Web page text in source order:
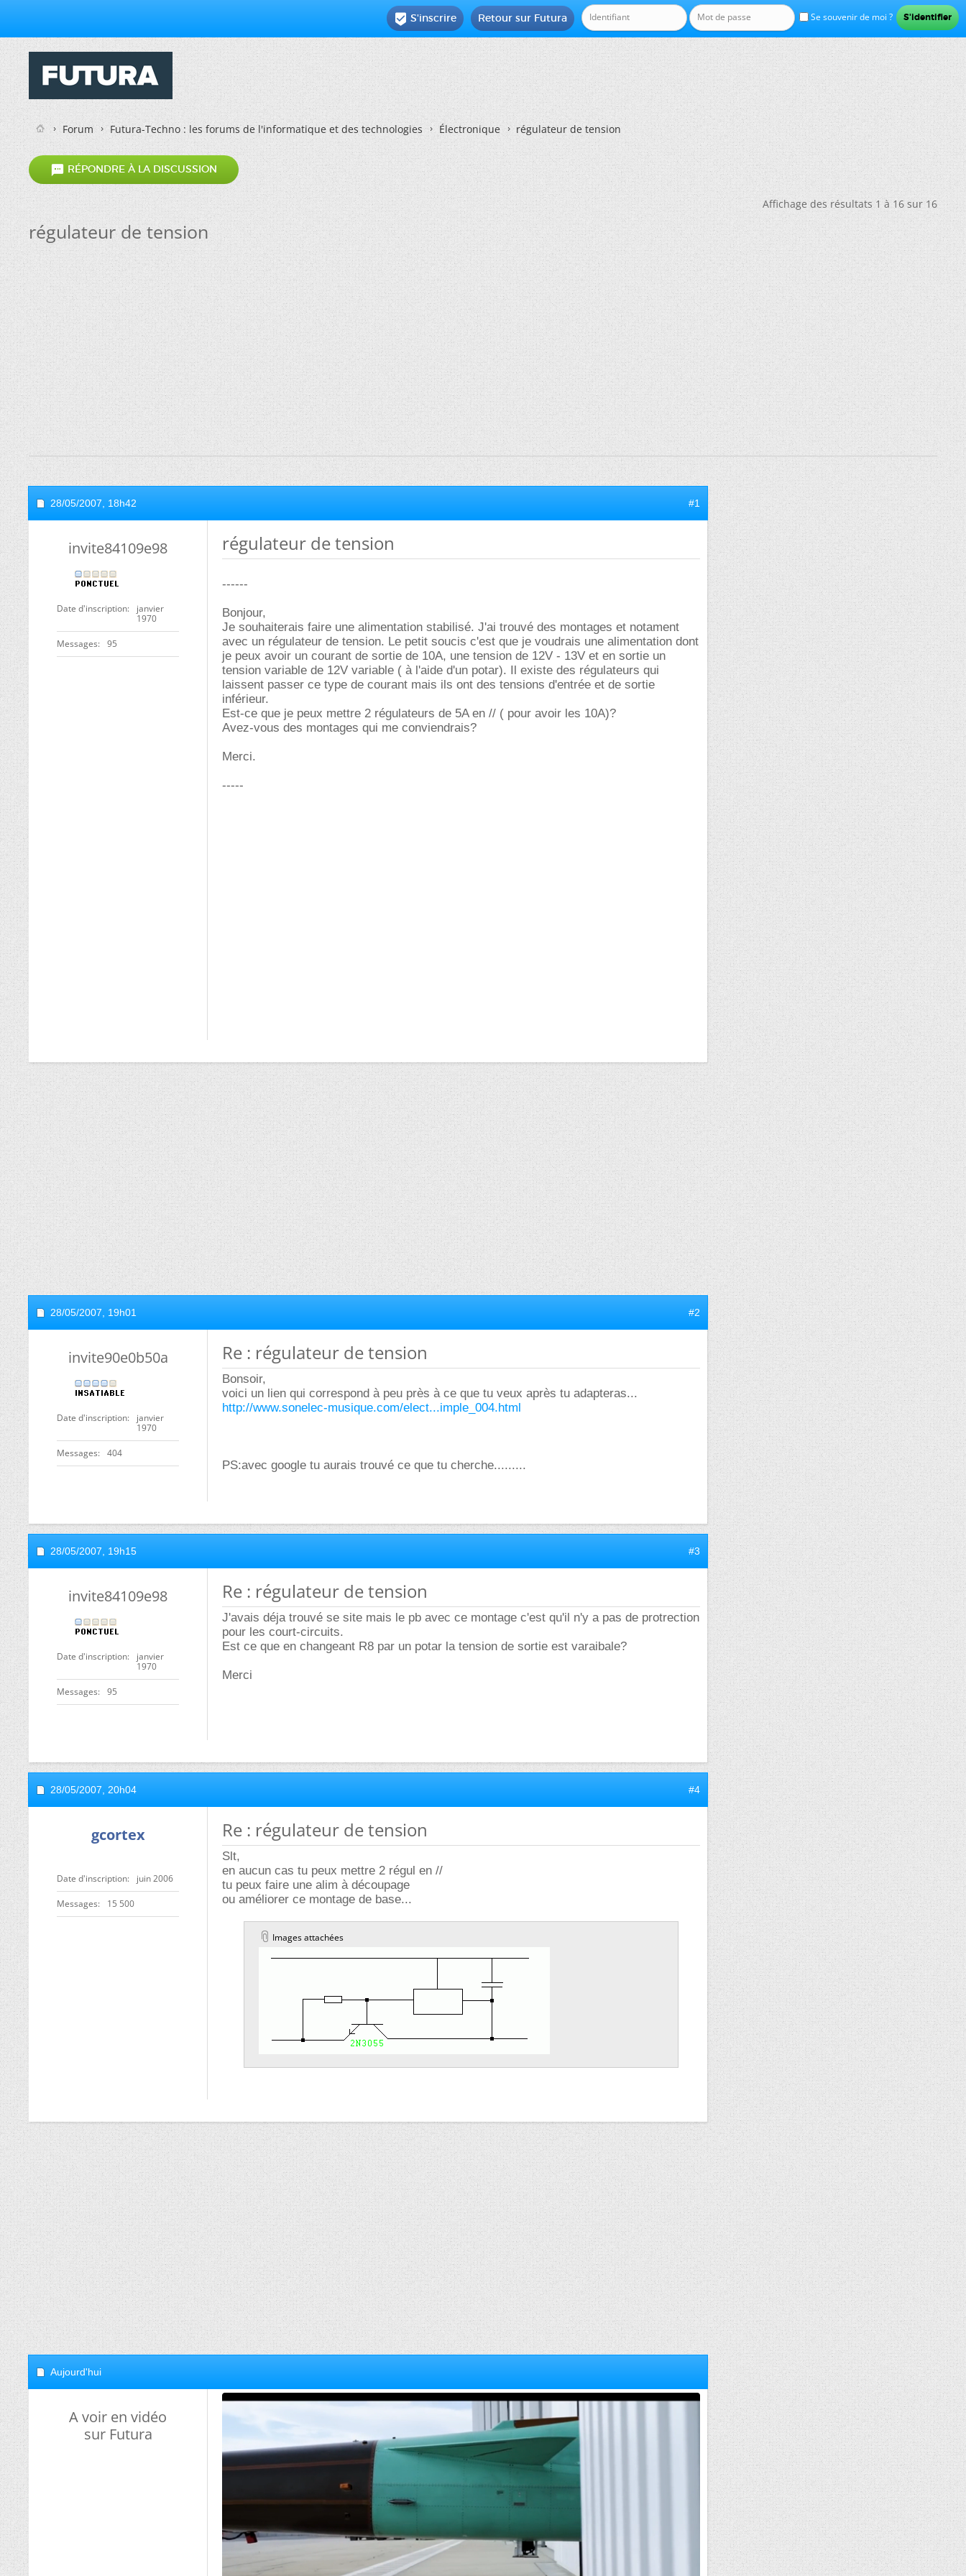
Se souvenir de moi ?
Retour sur Futura
 S'inscrire
Forum Futura-Techno : les forums de l'informatique et des technologies Électronique régulateur de tension
 RÉPONDRE À LA DISCUSSION
Affichage des résultats 1 à 16 sur 16
régulateur de tension
28/05/2007, 18h42 #1
invite84109e98
Date d'inscription
janvier
1970
Messages 95
régulateur de tension
------
Bonjour,
Je souhaiterais faire une alimentation stabilisé. J'ai trouvé des montages et notament
avec un régulateur de tension. Le petit soucis c'est que je voudrais une alimentation dont
je peux avoir un courant de sortie de 10A, une tension de 12V - 13V et en sortie un
tension variable de 12V variable ( à l'aide d'un potar). Il existe des régulateurs qui
laissent passer ce type de courant mais ils ont des tensions d'entrée et de sortie
inférieur.
Est-ce que je peux mettre 2 régulateurs de 5A en // ( pour avoir les 10A)?
Avez-vous des montages qui me conviendrais?
Merci.
-----
28/05/2007, 19h01 #2
invite90e0b50a
Date d'inscription
janvier
1970
Messages 404
Re : régulateur de tension
Bonsoir,
voici un lien qui correspond à peu près à ce que tu veux après tu adapteras...
http://www.sonelec-musique.com/elect...imple_004.html
PS:avec google tu aurais trouvé ce que tu cherche.........
28/05/2007, 19h15 #3
invite84109e98
Date d'inscription
janvier
1970
Messages 95
Re : régulateur de tension
J'avais déja trouvé se site mais le pb avec ce montage c'est qu'il n'y a pas de protrection
pour les court-circuits.
Est ce que en changeant R8 par un potar la tension de sortie est varaibale?
Merci
28/05/2007, 20h04 #4
gcortex
Date d'inscription juin 2006
Messages 15 500
Re : régulateur de tension
Slt,
en aucun cas tu peux mettre 2 régul en //
tu peux faire une alim à découpage
ou améliorer ce montage de base...
Images attachées
Aujourd'hui
A voir en vidéo
sur Futura